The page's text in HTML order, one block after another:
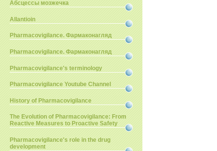
Абсцессы мозжечка
Allantioin
Pharmacovigilance. Фармаконагляд
Pharmacovigilance. Фармаконагляд
Pharmacovigilance's terminology
Pharmacovigilance Youtube Channel
History of Pharmacovigilance
The Evolution of Pharmacovigilance: From
Reactive Measures to Proactive Safety
Pharmacovigilance's role in the drug
development